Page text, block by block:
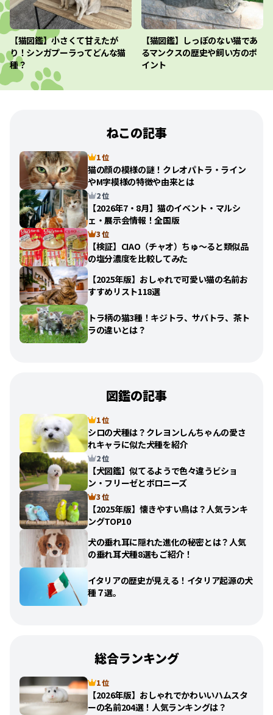
【猫図鑑】小さくて甘えたが
り！シンガプーラってどんな猫
種？
【猫図鑑】しっぽのない猫であ
るマンクスの歴史や飼い方のポ
イント
ねこの記事
1 位
猫の顔の模様の謎！クレオパトラ・ライン
やM字模様の特徴や由来とは
2 位
【2026年7・8月】猫のイベント・マルシ
ェ・展示会情報！全国版
3 位
【検証】CIAO（チャオ）ちゅ〜ると類似品
の塩分濃度を比較してみた
【2025年版】おしゃれで可愛い猫の名前お
すすめリスト118選
トラ柄の猫3種！キジトラ、サバトラ、茶ト
ラの違いとは？
図鑑の記事
1 位
シロの犬種は？クレヨンしんちゃんの愛さ
れキャラに似た犬種を紹介
2 位
【犬図鑑】似てるようで色々違うビショ
ン・フリーゼとボロニーズ
3 位
【2025年版】懐きやすい鳥は？人気ランキ
ングTOP10
犬の垂れ耳に隠れた進化の秘密とは？人気
の垂れ耳犬種8選もご紹介！
イタリアの歴史が見える！イタリア起源の犬
種７選。
総合ランキング
1 位
【2026年版】おしゃれでかわいいハムスタ
ーの名前204選！人気ランキングは？